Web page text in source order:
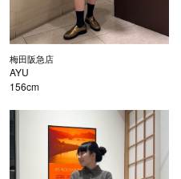
梅田阪急店
AYU
156cm